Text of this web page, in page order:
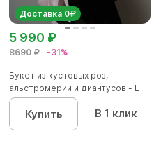
Доставка 0₽
8690 ₽ -31%
5 990 ₽
Букет из кустовых роз,
альстромерии и диантусов - L
Купить В 1 клик